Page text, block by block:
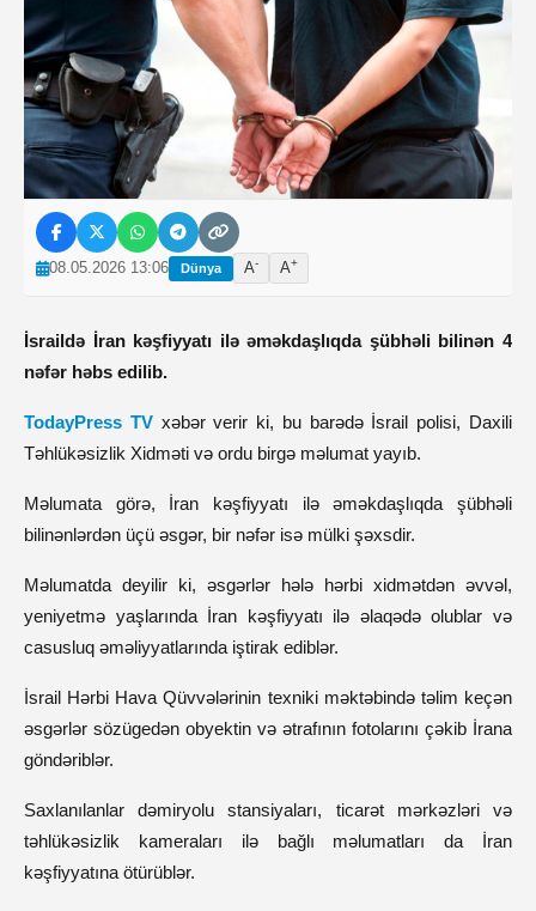
08.05.2026 13:06 Dünya A- A+
İsraildə İran kəşfiyyatı ilə əməkdaşlıqda şübhəli bilinən 4
nəfər həbs edilib.
TodayPress TVxəbər verir ki, bu barədə İsrail polisi, Daxili
Təhlükəsizlik Xidməti və ordu birgə məlumat yayıb.
Məlumata görə, İran kəşfiyyatı ilə əməkdaşlıqda şübhəli
bilinənlərdən üçü əsgər, bir nəfər isə mülki şəxsdir.
Məlumatda deyilir ki, əsgərlər hələ hərbi xidmətdən əvvəl,
yeniyetmə yaşlarında İran kəşfiyyatı ilə əlaqədə olublar və
casusluq əməliyyatlarında iştirak ediblər.
İsrail Hərbi Hava Qüvvələrinin texniki məktəbində təlim keçən
əsgərlər sözügedən obyektin və ətrafının fotolarını çəkib İrana
göndəriblər.
Saxlanılanlar dəmiryolu stansiyaları, ticarət mərkəzləri və
təhlükəsizlik kameraları ilə bağlı məlumatları da İran
kəşfiyyatına ötürüblər.